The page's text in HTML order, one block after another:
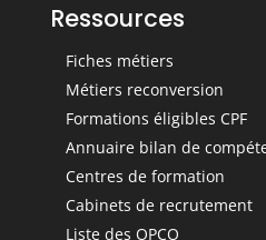
Ressources
Fiches métiers
Métiers reconversion
Formations éligibles CPF
Annuaire bilan de
Centres de formation
Cabinets de recrutement
Liste des OPCO